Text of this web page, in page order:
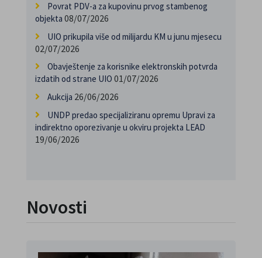
Povrat PDV-a za kupovinu prvog stambenog
objekta 08/07/2026
UIO prikupila više od milijardu KM u junu mjesecu
02/07/2026
Obavještenje za korisnike elektronskih potvrda
izdatih od strane UIO 01/07/2026
Aukcija 26/06/2026
UNDP predao specijaliziranu opremu Upravi za
indirektno oporezivanje u okviru projekta LEAD
19/06/2026
Novosti